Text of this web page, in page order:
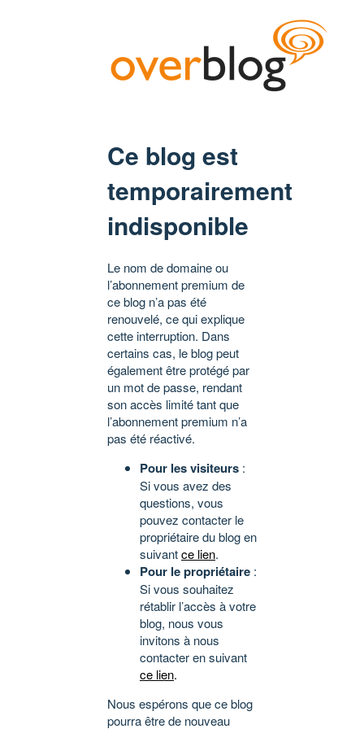
Ce blog est
temporairement
indisponible
Le nom de domaine ou
l’abonnement premium de
ce blog n’a pas été
renouvelé, ce qui explique
cette interruption. Dans
certains cas, le blog peut
également être protégé par
un mot de passe, rendant
son accès limité tant que
l’abonnement premium n’a
pas été réactivé.
Pour les visiteurs :
Si vous avez des
questions, vous
pouvez contacter le
propriétaire du blog en
suivantce lien.
Pour le propriétaire :
Si vous souhaitez
rétablir l’accès à votre
blog, nous vous
invitons à nous
contacter en suivant
ce lien.
Nous espérons que ce blog
pourra être de nouveau